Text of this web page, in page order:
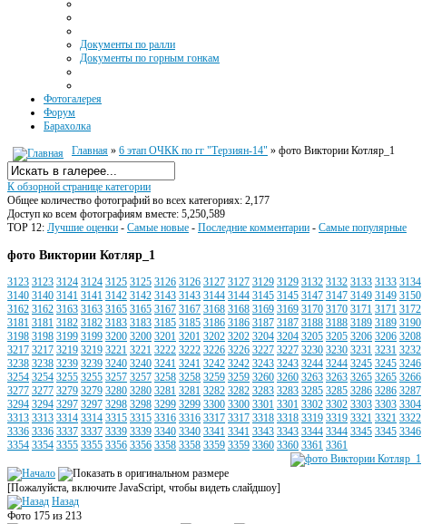
Документы по ралли
Документы по горным гонкам
Фотогалерея
Форум
Барахолка
Главная » 6 этап ОЧКК по гг "Терзиян-14" » фото Виктории Котляр_1
К обзорной странице категории
Общее количество фотографий во всех категориях: 2,177
Доступ ко всем фотографиям вместе: 5,250,589
TOP 12: Лучшие оценки - Самые новые - Последние комментарии - Самые популярные
фото Виктории Котляр_1
3123 3123 3124 3124 3125 3125 3126 3126 3127 3127 3129 3129 3132 3132 3133 3133 3134
3140 3140 3141 3141 3142 3142 3143 3143 3144 3144 3145 3145 3147 3147 3149 3149 3150
3162 3162 3163 3163 3165 3165 3167 3167 3168 3168 3169 3169 3170 3170 3171 3171 3172
3181 3181 3182 3182 3183 3183 3185 3185 3186 3186 3187 3187 3188 3188 3189 3189 3190
3198 3198 3199 3199 3200 3200 3201 3201 3202 3202 3204 3204 3205 3205 3206 3206 3208
3217 3217 3219 3219 3221 3221 3222 3222 3226 3226 3227 3227 3230 3230 3231 3231 3232
3238 3238 3239 3239 3240 3240 3241 3241 3242 3242 3243 3243 3244 3244 3245 3245 3246
3254 3254 3255 3255 3257 3257 3258 3258 3259 3259 3260 3260 3263 3263 3265 3265 3266
3277 3277 3279 3279 3280 3280 3281 3281 3282 3282 3283 3283 3285 3285 3286 3286 3287
3294 3294 3297 3297 3298 3298 3299 3299 3300 3300 3301 3301 3302 3302 3303 3303 3304
3313 3313 3314 3314 3315 3315 3316 3316 3317 3317 3318 3318 3319 3319 3321 3321 3322
3336 3336 3337 3337 3339 3339 3340 3340 3341 3341 3343 3343 3344 3344 3345 3345 3346
3354 3354 3355 3355 3356 3356 3358 3358 3359 3359 3360 3360 3361 3361
[Пожалуйста, включите JavaScript, чтобы видеть слайдшоу]
Назад
Фото 175 из 213